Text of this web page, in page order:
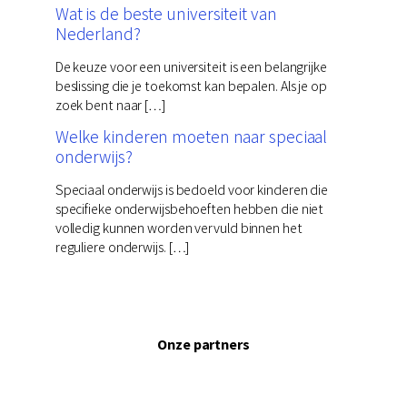
Wat is de beste universiteit van
Nederland?
De keuze voor een universiteit is een belangrijke
beslissing die je toekomst kan bepalen. Als je op
zoek bent naar […]
Welke kinderen moeten naar speciaal
onderwijs?
Speciaal onderwijs is bedoeld voor kinderen die
specifieke onderwijsbehoeften hebben die niet
volledig kunnen worden vervuld binnen het
reguliere onderwijs. […]
Onze partners